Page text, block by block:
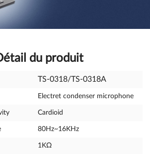
du produit
TS-0318/TS-0318A
Electret condenser microphone
Cardioid
80Hz~16KHz
1KΩ